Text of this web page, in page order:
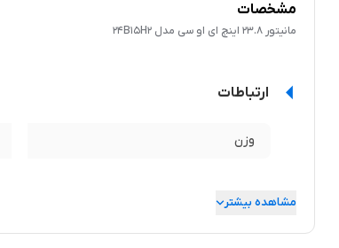
مشخصات
مانیتور 23.8 اینچ ای او سی مدل 24B15H2
ارتباطات
وزن
مشاهده بیشتر